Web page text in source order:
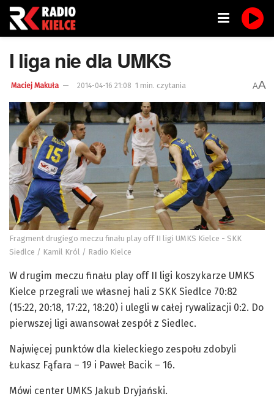
I liga nie dla UMKS
Maciej Makuła 2014-04-16 21:08 1 min. czytania AA
Fragment drugiego meczu finału play off II ligi UMKS Kielce - SKK
Siedlce / Kamil Król / Radio Kielce
W drugim meczu finału play off II ligi koszykarze UMKS
Kielce przegrali we własnej hali z SKK Siedlce 70:82
(15:22, 20:18, 17:22, 18:20) i ulegli w całej rywalizacji 0:2. Do
pierwszej ligi awansował zespół z Siedlec.
Najwięcej punktów dla kieleckiego zespołu zdobyli
Łukasz Fąfara – 19 i Paweł Bacik – 16.
Mówi center UMKS Jakub Dryjański.